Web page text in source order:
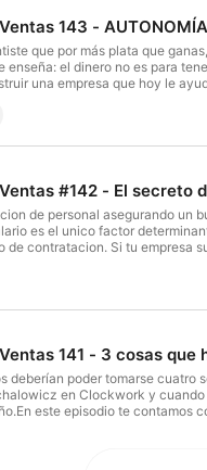
143 -
que por más plata que
enseña: el dinero no es para
una empresa que hoy le
culpa (y cómo dejar de
y trabajas y la tranquilidad
autonomía financiera hoy. La
__________ 📲 Agenda tu
vsl-
#142 - El secreto
de personal asegurando un
es el unico factor
de contratacion. Si tu empresa
miembros del equipo
141 - 3 cosas
deberían poder tomarse cuatro
en Clockwork y cuando
este episodio te contamos
de qué es un integrador